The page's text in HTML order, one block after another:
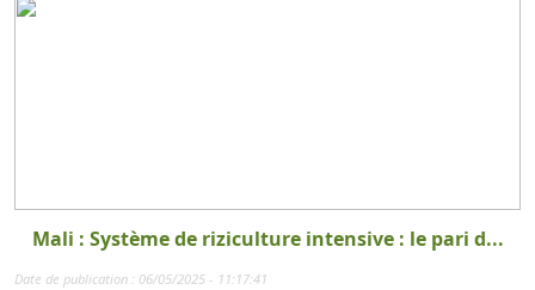
Mali : Système de riziculture intensive : le pari d...
Date de publication : 06/05/2025 - 11:17:41